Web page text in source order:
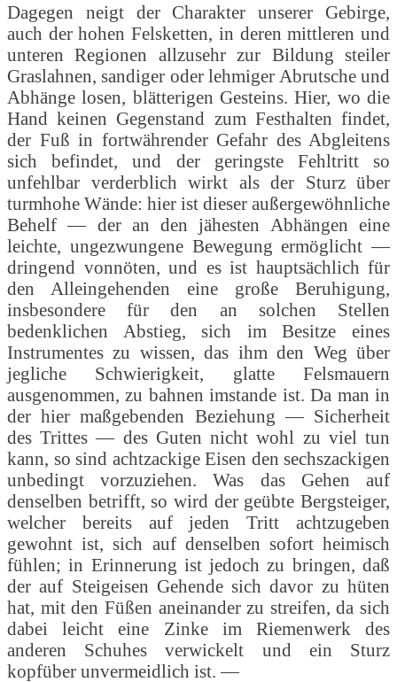
Dagegen neigt der Charakter unserer Gebirge,
auch der hohen Felsketten, in deren mittleren und
unteren Regionen allzusehr zur Bildung steiler
Graslahnen, sandiger oder lehmiger Abrutsche und
Abhänge losen, blätterigen Gesteins. Hier, wo die
Hand keinen Gegenstand zum Festhalten findet,
der Fuß in fortwährender Gefahr des Abgleitens
sich befindet, und der geringste Fehltritt so
unfehlbar verderblich wirkt als der Sturz über
turmhohe Wände: hier ist dieser außergewöhnliche
Behelf — der an den jähesten Abhängen eine
leichte, ungezwungene Bewegung ermöglicht —
dringend vonnöten, und es ist hauptsächlich für
den Alleingehenden eine große Beruhigung,
insbesondere für den an solchen Stellen
bedenklichen Abstieg, sich im Besitze eines
Instrumentes zu wissen, das ihm den Weg über
jegliche Schwierigkeit, glatte Felsmauern
ausgenommen, zu bahnen imstande ist. Da man in
der hier maßgebenden Beziehung — Sicherheit
des Trittes — des Guten nicht wohl zu viel tun
kann, so sind achtzackige Eisen den sechszackigen
unbedingt vorzuziehen. Was das Gehen auf
denselben betrifft, so wird der geübte Bergsteiger,
welcher bereits auf jeden Tritt achtzugeben
gewohnt ist, sich auf denselben sofort heimisch
fühlen; in Erinnerung ist jedoch zu bringen, daß
der auf Steigeisen Gehende sich davor zu hüten
hat, mit den Füßen aneinander zu streifen, da sich
dabei leicht eine Zinke im Riemenwerk des
anderen Schuhes verwickelt und ein Sturz
kopfüber unvermeidlich ist. —